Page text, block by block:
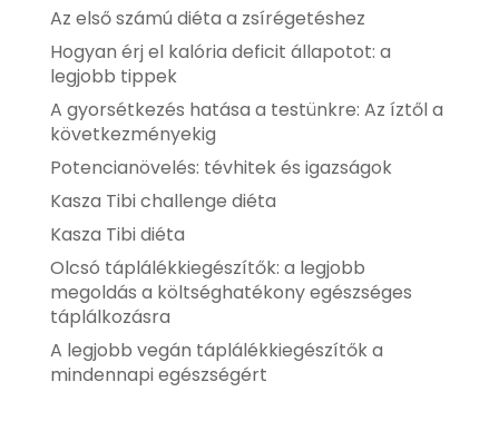
Az első számú diéta a zsírégetéshez
Hogyan érj el kalória deficit állapotot: a
legjobb tippek
A gyorsétkezés hatása a testünkre: Az íztől a
következményekig
Potencianövelés: tévhitek és igazságok
Kasza Tibi challenge diéta
Kasza Tibi diéta
Olcsó táplálékkiegészítők: a legjobb
megoldás a költséghatékony egészséges
táplálkozásra
A legjobb vegán táplálékkiegészítők a
mindennapi egészségért